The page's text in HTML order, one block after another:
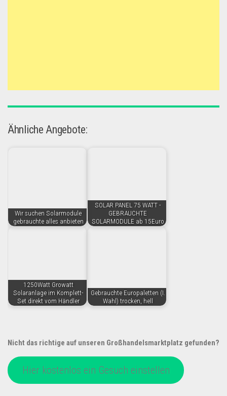
Ähnliche Angebote:
Wir suchen Solarmodule
gebrauchte alles anbieten
SOLAR PANEL 75 WATT -
GEBRAUCHTE
SOLARMODULE ab 15Euro
1250Watt Growatt
Solaranlage im Komplett-
Set direkt vom Händler
Gebrauchte Europaletten (I.
Wahl) trocken, hell
Nicht das richtige auf unseren Großhandelsmarktplatz gefunden?
Hier kostenlos ein Gesuch einstellen